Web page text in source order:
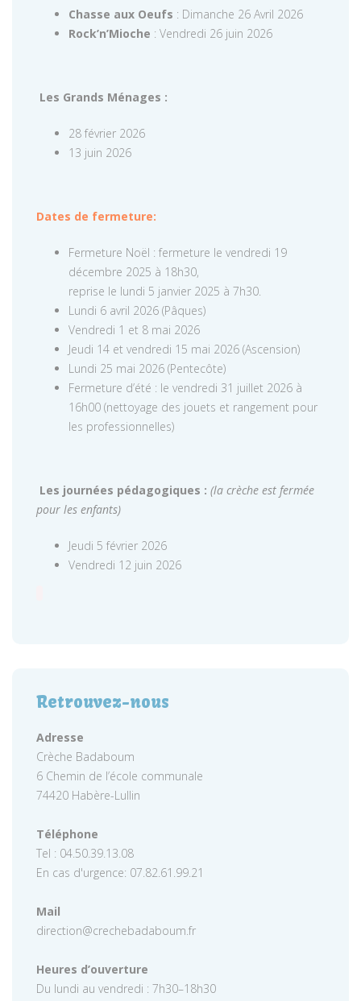
Chasse aux Oeufs : Dimanche 26 Avril 2026
Rock’n’Mioche : Vendredi 26 juin 2026
Les Grands Ménages :
28 février 2026
13 juin 2026
Dates de fermeture:
Fermeture Noël : fermeture le vendredi 19
décembre 2025 à 18h30,
reprise le lundi 5 janvier 2025 à 7h30.
Lundi 6 avril 2026 (Pâques)
Vendredi 1 et 8 mai 2026
Jeudi 14 et vendredi 15 mai 2026 (Ascension)
Lundi 25 mai 2026 (Pentecôte)
Fermeture d’été : le vendredi 31 juillet 2026 à
16h00 (nettoyage des jouets et rangement pour
les professionnelles)
Les journées pédagogiques : (la crèche est fermée
pour les enfants)
Jeudi 5 février 2026
Vendredi 12 juin 2026
Retrouvez-nous
Adresse
Crèche Badaboum
6 Chemin de l’école communale
74420 Habère-Lullin
Téléphone
Tel : 04.50.39.13.08
En cas d'urgence: 07.82.61.99.21
Mail
direction@crechebadaboum.fr
Heures d’ouverture
Du lundi au vendredi : 7h30–18h30